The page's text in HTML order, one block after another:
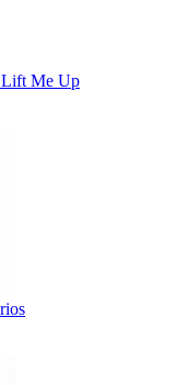
Lift Me Up